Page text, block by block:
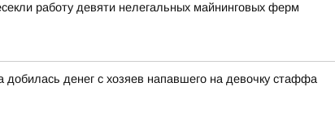
работу девяти нелегальных майнинговых ферм
добилась денег с хозяев напавшего на девочку стаффа